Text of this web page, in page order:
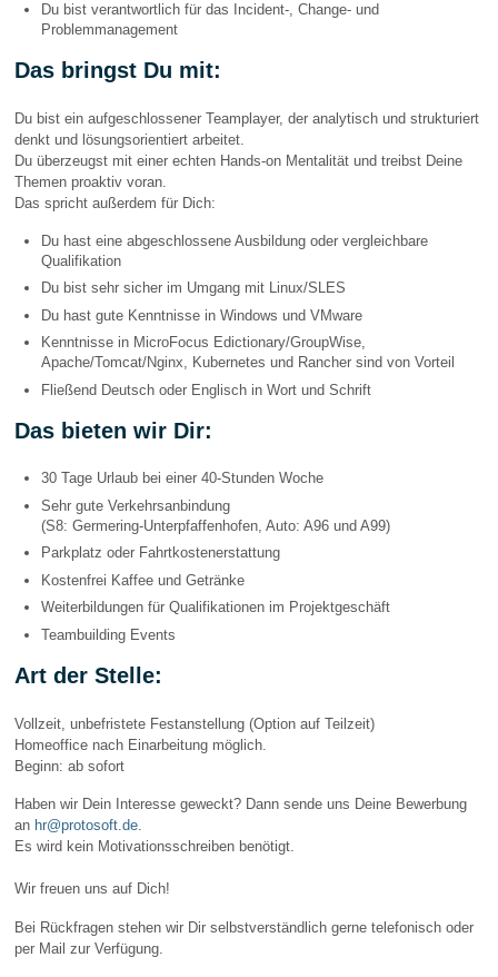
Du bist verantwortlich für das Incident-, Change- und
Problemmanagement
Das bringst Du mit:
Du bist ein aufgeschlossener Teamplayer, der analytisch und strukturiert
denkt und lösungsorientiert arbeitet.
Du überzeugst mit einer echten Hands-on Mentalität und treibst Deine
Themen proaktiv voran.
Das spricht außerdem für Dich:
Du hast eine abgeschlossene Ausbildung oder vergleichbare
Qualifikation
Du bist sehr sicher im Umgang mit Linux/SLES
Du hast gute Kenntnisse in Windows und VMware
Kenntnisse in MicroFocus Edictionary/GroupWise,
Apache/Tomcat/Nginx, Kubernetes und Rancher sind von Vorteil
Fließend Deutsch oder Englisch in Wort und Schrift
Das bieten wir Dir:
30 Tage Urlaub bei einer 40-Stunden Woche
Sehr gute Verkehrsanbindung
(S8: Germering-Unterpfaffenhofen, Auto: A96 und A99)
Parkplatz oder Fahrtkostenerstattung
Kostenfrei Kaffee und Getränke
Weiterbildungen für Qualifikationen im Projektgeschäft
Teambuilding Events
Art der Stelle:
Vollzeit, unbefristete Festanstellung (Option auf Teilzeit)
Homeoffice nach Einarbeitung möglich.
Beginn: ab sofort
Haben wir Dein Interesse geweckt? Dann sende uns Deine Bewerbung
an hr@protosoft.de.
Es wird kein Motivationsschreiben benötigt.
Wir freuen uns auf Dich!
Bei Rückfragen stehen wir Dir selbstverständlich gerne telefonisch oder
per Mail zur Verfügung.